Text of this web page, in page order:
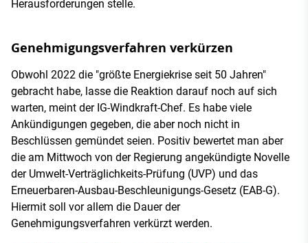
Herausforderungen stelle.
Genehmigungsverfahren verkürzen
Obwohl 2022 die "größte Energiekrise seit 50 Jahren"
gebracht habe, lasse die Reaktion darauf noch auf sich
warten, meint der IG-Windkraft-Chef. Es habe viele
Ankündigungen gegeben, die aber noch nicht in
Beschlüssen gemündet seien. Positiv bewertet man aber
die am Mittwoch von der Regierung angekündigte Novelle
der Umwelt-Verträglichkeits-Prüfung (UVP) und das
Erneuerbaren-Ausbau-Beschleunigungs-Gesetz (EAB-G).
Hiermit soll vor allem die Dauer der
Genehmigungsverfahren verkürzt werden.